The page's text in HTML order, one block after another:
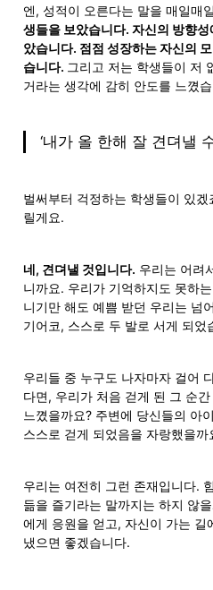
엔, 성적이 오른다는 말을 매일매
생들을 보았습니다. 자신의 방향
았습니다. 점점 성장하는 자신의
습니다. 그리고 저는 학생들이 저
거라는 생각에 감히 안도를 느꼈
‘내가 올 한해 잘 견뎌낼
벌써부터 걱정하는 학생들이 있
릴게요.
네, 견뎌낼 것입니다. 우리는 어려
니까요. 우리가 기억하지도 못하
니기만 해도 예쁨 받던 우리는 넘
기어코, 스스로 두 발로 서게 되었
우리들 중 누구도 나자마자 걸어
다면, 우리가 처음 걷게 된 그 순
느꼈을까요? 주변에 당신들의 아
스스로 걷게 되었음을 자랑했을까
우리는 여전히 그런 존재입니다.
듦을 즐기라는 말까지는 하지 않
에게 응원을 얻고, 자신이 가는 길
냈으면 좋겠습니다.